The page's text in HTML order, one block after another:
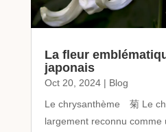
La fleur
japonais
Oct 20, 2024| Blog
Le chrysanthème 菊 Le
largement reconnu comme